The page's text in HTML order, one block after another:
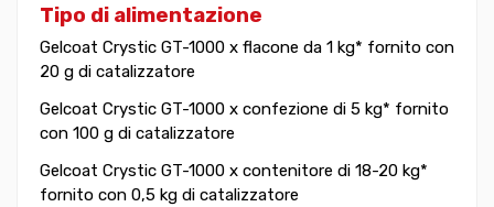
Tipo di alimentazione
Gelcoat Crystic GT-1000 x flacone da 1 kg* fornito con
20 g di catalizzatore
Gelcoat Crystic GT-1000 x confezione di 5 kg* fornito
con 100 g di catalizzatore
Gelcoat Crystic GT-1000 x contenitore di 18-20 kg*
fornito con 0,5 kg di catalizzatore